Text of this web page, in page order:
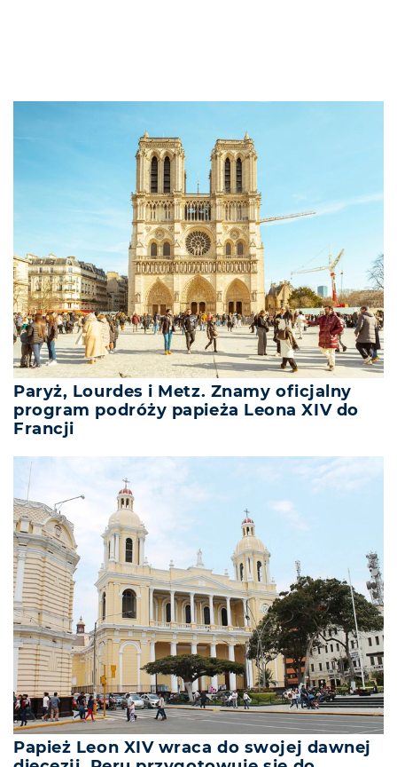
Paryż, Lourdes i Metz. Znamy oficjalny
program podróży papieża Leona XIV do
Francji
Papież Leon XIV wraca do swojej dawnej